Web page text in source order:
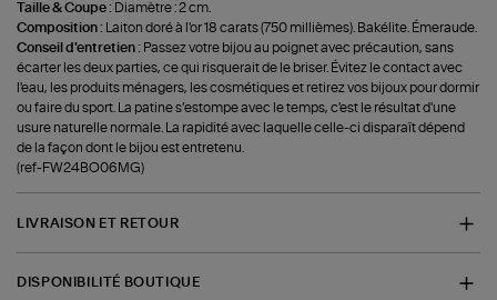
Taille & Coupe : Diamètre : 2 cm.
Composition :
Laiton doré à l'or 18 carats (750 millièmes). Bakélite. Émeraude.
Conseil d'entretien : Passez votre bijou au poignet avec précaution, sans
écarter les deux parties, ce qui risquerait de le briser. Évitez le contact avec
l'eau, les produits ménagers, les cosmétiques et retirez vos bijoux pour dormir
ou faire du sport. La patine s’estompe avec le temps, c'est le résultat d'une
usure naturelle normale. La rapidité avec laquelle celle-ci disparaît dépend
de la façon dont le bijou est entretenu.
(ref-FW24BO06MG)
LIVRAISON ET RETOUR
DISPONIBILITÉ BOUTIQUE